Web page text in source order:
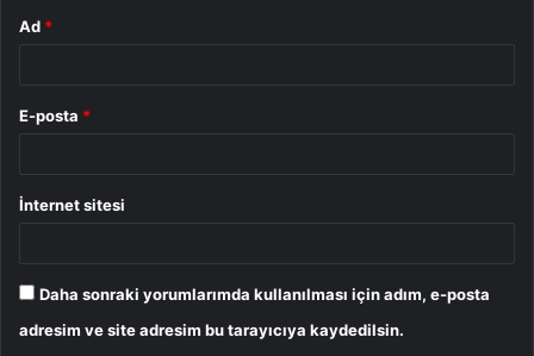
Ad *
E-posta *
İnternet sitesi
Daha sonraki yorumlarımda kullanılması için adım, e-posta
adresim ve site adresim bu tarayıcıya kaydedilsin.